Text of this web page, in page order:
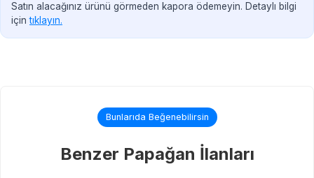
Satın alacağınız ürünü görmeden kapora ödemeyin. Detaylı bilgi
içintıklayın.
Bunlarıda Beğenebilirsin
Benzer Papağan İlanları